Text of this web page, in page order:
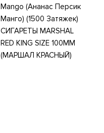
Mango (Ананас Персик
Манго) (1500 Затяжек)
СИГАРЕТЫ MARSHAL
RED KING SIZE 100MM
(МАРШАЛ КРАСНЫЙ)